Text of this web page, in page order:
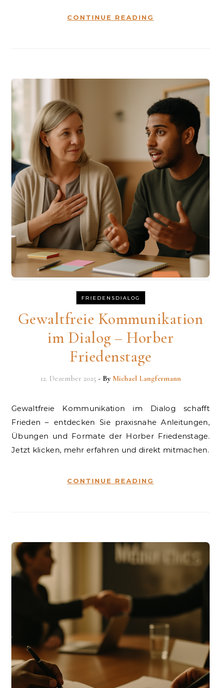
CONTINUE READING
FRIEDENSDIALOG
Gewaltfreie Kommunikation
im Dialog – Horber
Friedenstage
12. Dezember 2025 - By Michael Langfermann
Gewaltfreie Kommunikation im Dialog schafft
Frieden – entdecken Sie praxisnahe Anleitungen,
Übungen und Formate der Horber Friedenstage.
Jetzt klicken, mehr erfahren und direkt mitmachen.
CONTINUE READING